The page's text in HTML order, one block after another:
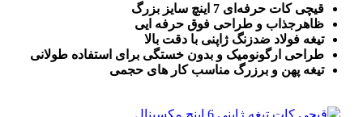
قیچی کات حرفه‌ای 7 اینچ سایز بزرگ
ظاهرجذاب و طراحی فوق حرفه ایی
تیغه فولاد ضدزنگ ژاپنی با دقت بالا
طراحی ارگونومیک و بدون خستگی برای استفاده طولانی
تیغه پهن و برزرگ مناسب کار های حجمی